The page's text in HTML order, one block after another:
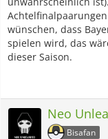
wünschen, dass
spielen wird, das
dieser Saison.
Neo
Bisafan